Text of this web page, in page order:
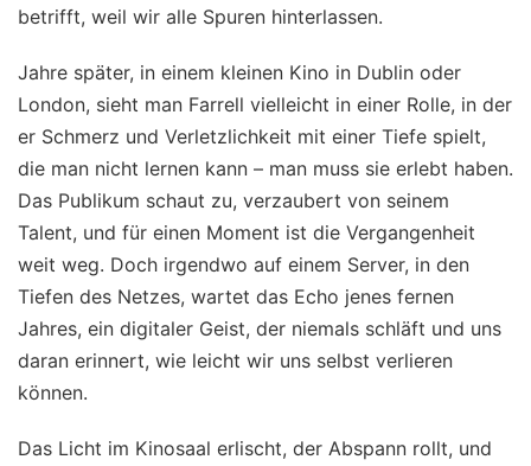
betrifft, weil wir alle Spuren hinterlassen.
Jahre später, in einem kleinen Kino in Dublin oder
London, sieht man Farrell vielleicht in einer Rolle, in der
er Schmerz und Verletzlichkeit mit einer Tiefe spielt,
die man nicht lernen kann – man muss sie erlebt haben.
Das Publikum schaut zu, verzaubert von seinem
Talent, und für einen Moment ist die Vergangenheit
weit weg. Doch irgendwo auf einem Server, in den
Tiefen des Netzes, wartet das Echo jenes fernen
Jahres, ein digitaler Geist, der niemals schläft und uns
daran erinnert, wie leicht wir uns selbst verlieren
können.
Das Licht im Kinosaal erlischt, der Abspann rollt, und